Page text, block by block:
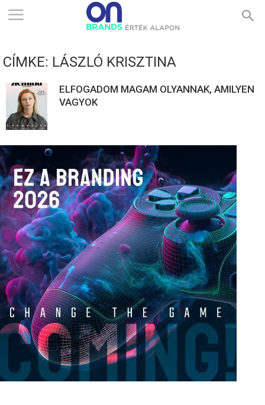
ONBRANDS
ÉRTÉK
ALAPON
CÍMKE: LÁSZLÓ KRISZTINA
ELFOGADOM MAGAM OLYANNAK, AMILYEN
VAGYOK